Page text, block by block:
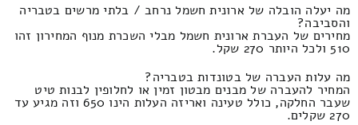
מה יעלה הובלה של ארונית חשמל נרחב / בלתי מרשים בטבריה
והסביבה?
מחירים של העברת ארונית חשמל מבלי השכרת מנוף המחירון זהו
510 ולכל היותר 270 שקל.
מה עלות העברה של בטונדות בטבריה?
המחיר להעברה של מבנים מבטון זמין או לחלופין לבנות טיט
שעבר החלקה, כולל טעינה ואריזה העלות הינו 650 וזה מגיע עד
270 שקלים.